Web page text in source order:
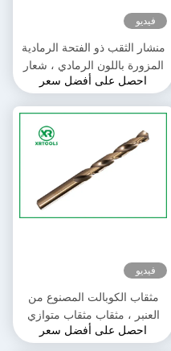
فيديو
منشار الثقب ذو الفتحة الرمادية
المزورة باللون الرمادي ، شعار
ختم الثقب المستقيم براد بوينت
احصل على أفضل سعر
فيديو
مثقاب الكوبالت المصنوع من
العنبر ، مثقاب مثقاب متوازي
أحرار عرقوب
احصل على أفضل سعر